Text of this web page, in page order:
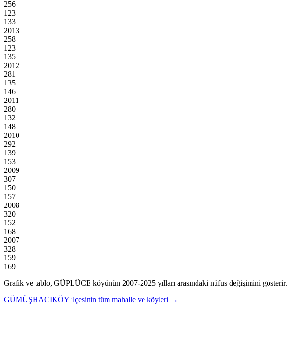
256
123
133
2013
258
123
135
2012
281
135
146
2011
280
132
148
2010
292
139
153
2009
307
150
157
2008
320
152
168
2007
328
159
169
Grafik ve tablo, GÜPLÜCE köyünün 2007-2025 yılları arasındaki nüfus değişimini gösterir.
GÜMÜŞHACIKÖY ilçesinin tüm mahalle ve köyleri →